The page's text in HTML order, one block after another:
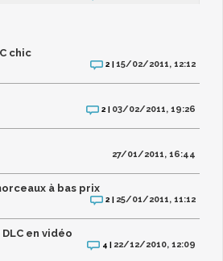
chic
2 |15/02/2011, 12:12
2 | 03/02/2011, 19:26
27/01/2011, 16:44
à bas prix
2 | 25/01/2011, 11:12
en vidéo
4 | 22/12/2010, 12:09